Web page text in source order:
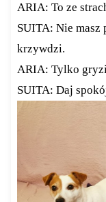
ARIA: To ze
SUITA: Nie masz
krzywdzi.
ARIA: Tylko
SUITA: Daj